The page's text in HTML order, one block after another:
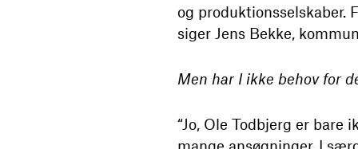
og produktionsselskaber.
siger Jens Bekke,
Men har I ikke behov for
“Jo, Ole Todbjerg er
mange ansøgninger. I